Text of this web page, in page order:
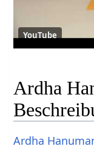
YouTube
Ardha
Ardha